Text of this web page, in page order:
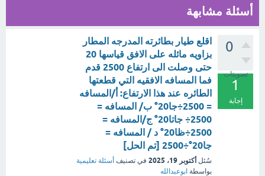
أسئلة مشابهة
0
تصويتات
1
إجابة
اقلع طيار بطائرته المدرجه المطار
بزاويه مائله على الافق قياسها 20
حتى وصلت الى ارتفاع 2500 قدم
فما المسافه الافقيه التي قطعتها
الطائره عند هذا الارتفاع: أ/المسافه
= 2500÷جا20° ب/ المسافه =
2500÷ جاتا20° ج/المسافه =
2500÷ظا20° د / المسافه =
جا20°÷2500 [تم الحل]
سُئل أكتوبر 19، 2025 في تصنيف أسئلة تعليمية
بواسطة ابوعبدالله